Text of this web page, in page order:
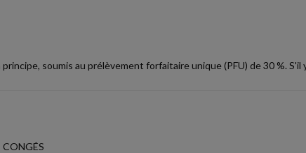
soumis au prélèvement forfaitaire unique (PFU) de 30 %.
CONGÉS